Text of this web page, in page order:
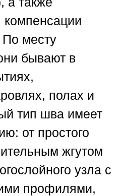
По месту
бывают в
полах и
тип шва имеет
от простого
жгутом
узла с
профилями,